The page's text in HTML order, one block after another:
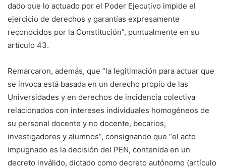
dado que lo actuado por el Poder Ejecutivo impide el
ejercicio de derechos y garantías expresamente
reconocidos por la Constitución”, puntualmente en su
artículo 43.
Remarcaron, además, que “la legitimación para actuar que
se invoca está basada en un derecho propio de las
Universidades y en derechos de incidencia colectiva
relacionados con intereses individuales homogéneos de
su personal docente y no docente, becarios,
investigadores y alumnos”, consignando que “el acto
impugnado es la decisión del PEN, contenida en un
decreto inválido, dictado como decreto autónomo (artículo